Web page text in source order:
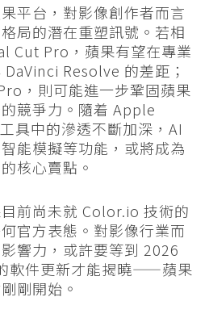
平台，對影像創作者而言
局的潛在重塑訊號。若相
Cut Pro，蘋果有望在專業
Resolve 的差距；
，則可能進一步鞏固蘋果
競爭力。隨着 Apple
具中的滲透不斷加深，AI
能模擬等功能，或將成為
核心賣點。
前尚未就 Color.io 技術的
官方表態。對影像行業而
響力，或許要等到 2026
軟件更新才能揭曉——蘋果
剛開始。